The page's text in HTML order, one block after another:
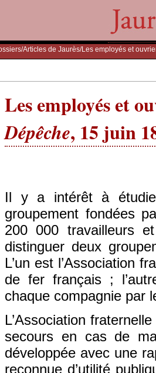
/Articles de Jaurès/Les employés et
Les employés et
Dépêche, 15 juin
Il y a intérêt à
groupement fondées
200 000 travailleurs
distinguer deux
L’un est l’Association
de fer français ;
chaque compagnie par
L’Association
secours en cas de
développée avec une
reconnue d’utilité